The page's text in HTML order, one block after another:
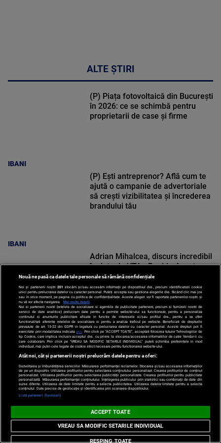
ALTE ȘTIRI
IBANI
(P) Piața fotovoltaică din București
în 2026: ce se schimbă pentru
proprietarii de case și firme
IBANI
(P) Ești antreprenor? Află cum te
ajută o campanie de advertoriale
să crești vizibilitatea și încrederea
brandului tău
SPORT
Adrian Mihalcea, discurs incredibil
înainte de UTA - Rapid: „Acest
criminal a omorât vreo șase
oameni”
Surpriză în UCL! Aarhus a oprit
parcursul perfect al revelației din
preliminarii
Nouă ne pasă ca datele tale personale să rămână confidențiale
Noi și partenerii noștri 201 stocăm și/sau accesăm informații pe dispozitivul dvs., precum identificatorii cookie
unici pentru prelucrarea datelor cu caracter personal. Puteți accepta sau gestiona alegerile dvs. făcând clic mai jos
sau în orice moment, pe pagina cu politica de confidențialitate. Aceste alegeri vor fi raportate partenerilor noștri și
nu vă vor afecta navigarea.
Mai multe detalii
Noi si partenerii nostri (retelele de socializare si agentiile de publicitate partenere, precum si furnizorii nostri de
servicii de date analitice) prelucram date pentru a permite website-ului sa functioneze, pentru a personaliza
continutul si anunturile publicitare afisate in functie de interesele si/sau profilul dvs., pentru a va oferi
functionalitati aferente retelelor de socializare si pentru a analiza traficul pe website. Beneficiati de drepturile
prevazute de art. 15-22 din GDPR in legatura cu prelucrarea datelor cu caracter personal. Aceste drepturi pot fi
exercitate prin modalitatea indicataaici . Prin click pe “ACCEPT TOATE”, acceptati folosirea tuturor Tehnologiilor de
tip Cookie, care implica inclusiv acceptul dvs. cu privire la stocarea/accesarea informatiilor de catre Vendor-ii cu
care colaboram. Prin click pe “VREAU SA MODIFIC SETARILE INDIVIDUAL” puteti schimba preferintele in mod
individual, mai putin cele legate de cookie strict necesare pentru functionarea website-ului.
Atât noi, cât și partenerii noștri prelucrăm datele pentru a oferi:
Dezvoltarea și îmbunătățirea serviciilor. Măsurarea performanței reclamelor. Stocarea și/sau accesarea informațiilor
de pe un dispozitiv. Utilizarea profilurilor pentru selectarea conținutului personalizat. Crearea profilurilor de conținut
personalizat. Utilizarea profilurilor pentru selectarea publicității personalizate. Crearea profilurilor pentru publicitate
personalizată. Măsurarea performanței conținutului. Înțelegerea publicului prin statistici sau combinații de date din
surse diferite. Utilizarea de date limitate pentru a selecta publicitatea. Utilizarea datelor limitate pentru a selecta
conținutul. Date precise de geolocație și identificarea prin scanarea dispozitivului.
Listă parteneri (furnizori)
ACCEPT TOATE
RESPING TOATE
VREAU SA MODIFIC SETARILE INDIVIDUAL